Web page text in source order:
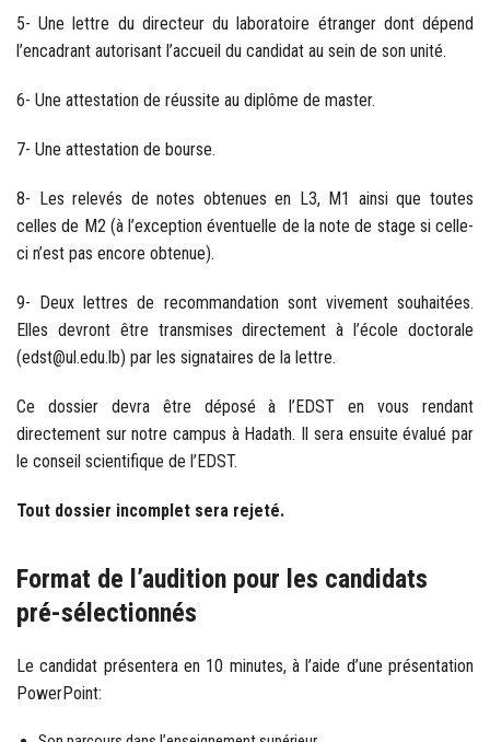
5- Une lettre du directeur du laboratoire étranger dont dépend
l’encadrant autorisant l’accueil du candidat au sein de son unité.
6- Une attestation de réussite au diplôme de master.
7- Une attestation de bourse.
8- Les relevés de notes obtenues en L3, M1 ainsi que toutes
celles de M2 (à l’exception éventuelle de la note de stage si celle-
ci n’est pas encore obtenue).
9- Deux lettres de recommandation sont vivement souhaitées.
Elles devront être transmises directement à l’école doctorale
(edst@ul.edu.lb) par les signataires de la lettre.
Ce dossier devra être déposé à l’EDST en vous rendant
directement sur notre campus à Hadath. Il sera ensuite évalué par
le conseil scientifique de l’EDST.
Tout dossier incomplet sera rejeté.
Format de l’audition pour les candidats
pré-sélectionnés
Le candidat présentera en 10 minutes, à l’aide d’une présentation
PowerPoint: